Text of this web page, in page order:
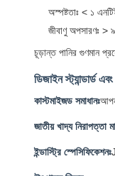
অস্পষ্টতাঃ < ১
জীবাণু অপসারণঃ >
চূড়ান্ত পানির গুণমান
ডিজাইন স্ট্যান্ডার্ড
কাস্টমাইজড সমাধানঃ
জাতীয় খাদ্য নিরাপত্তা
ইন্ডাস্ট্রি স্পেসিফিকেশনঃ